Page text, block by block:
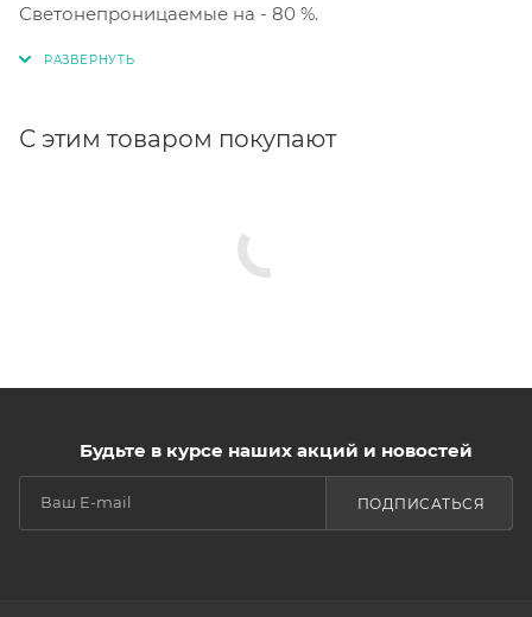
Светонепроницаемые на - 80 %.
С этим товаром покупают
Будьте в курсе наших акций и новостей
ПОДПИСАТЬСЯ